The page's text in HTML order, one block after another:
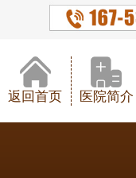
返回首页 医院简介